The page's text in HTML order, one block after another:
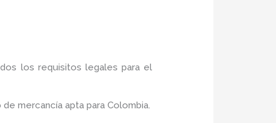
los requisitos legales para el
mercancía apta para Colombia.